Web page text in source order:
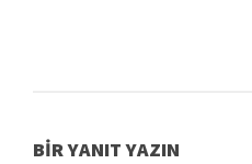
BIR YANIT YAZIN